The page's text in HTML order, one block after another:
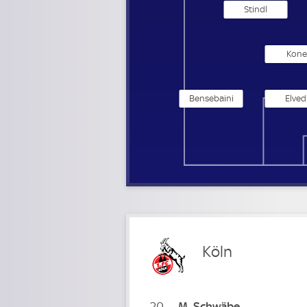
Elvedi
Bensebaini
Kone
Stindl
Köln